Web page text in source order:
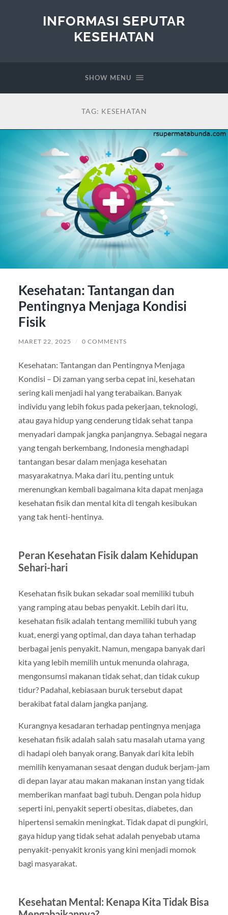
INFORMASI SEPUTAR
KESEHATAN
SHOW MENU
TAG: KESEHATAN
Kesehatan: Tantangan dan
Pentingnya Menjaga Kondisi
Fisik
MARET 22, 2025 / 0 COMMENTS
Kesehatan: Tantangan dan Pentingnya Menjaga
Kondisi – Di zaman yang serba cepat ini, kesehatan
sering kali menjadi hal yang terabaikan. Banyak
individu yang lebih fokus pada pekerjaan, teknologi,
atau gaya hidup yang cenderung tidak sehat tanpa
menyadari dampak jangka panjangnya. Sebagai negara
yang tengah berkembang, Indonesia menghadapi
tantangan besar dalam menjaga kesehatan
masyarakatnya. Maka dari itu, penting untuk
merenungkan kembali bagaimana kita dapat menjaga
kesehatan fisik dan mental kita di tengah kesibukan
yang tak henti-hentinya.
Peran Kesehatan Fisik dalam Kehidupan
Sehari-hari
Kesehatan fisik bukan sekadar soal memiliki tubuh
yang ramping atau bebas penyakit. Lebih dari itu,
kesehatan fisik adalah tentang memiliki tubuh yang
kuat, energi yang optimal, dan daya tahan terhadap
berbagai jenis penyakit. Namun, mengapa banyak dari
kita yang lebih memilih untuk menunda olahraga,
mengonsumsi makanan tidak sehat, dan tidak cukup
tidur? Padahal, kebiasaan buruk tersebut dapat
berakibat fatal dalam jangka panjang.
Kurangnya kesadaran terhadap pentingnya menjaga
kesehatan fisik adalah salah satu masalah utama yang
di hadapi oleh banyak orang. Banyak dari kita lebih
memilih kenyamanan sesaat dengan duduk berjam-jam
di depan layar atau makan makanan instan yang tidak
memberikan manfaat bagi tubuh. Dengan pola hidup
seperti ini, penyakit seperti obesitas, diabetes, dan
hipertensi semakin meningkat. Tidak dapat di pungkiri,
gaya hidup yang tidak sehat adalah penyebab utama
penyakit-penyakit kronis yang kini menjadi momok
bagi masyarakat.
Kesehatan Mental: Kenapa Kita Tidak Bisa